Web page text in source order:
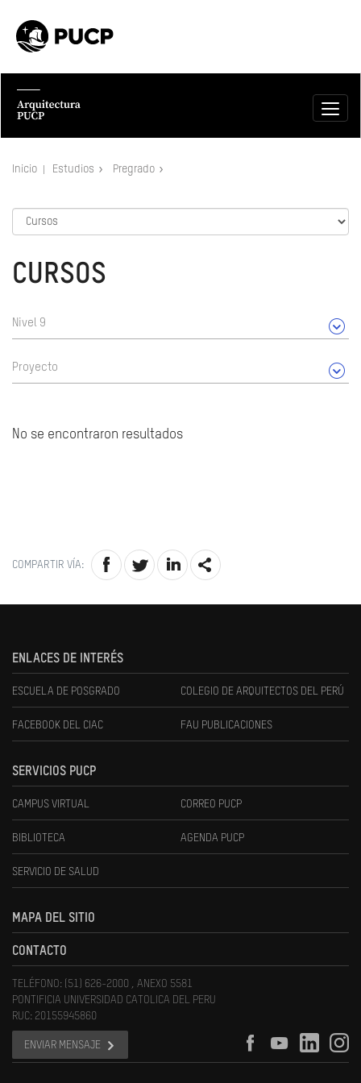
Inicio Estudios Pregrado
CURSOS
Nivel 9
Proyecto
No se encontraron resultados
COMPARTIR VÍA:
ENLACES DE INTERÉS
ESCUELA DE POSGRADO COLEGIO DE ARQUITECTOS DEL PERÚ
FACEBOOK DEL CIAC FAU PUBLICACIONES
SERVICIOS PUCP
CAMPUS VIRTUAL CORREO PUCP
BIBLIOTECA AGENDA PUCP
SERVICIO DE SALUD
MAPA DEL SITIO
CONTACTO
TELÉFONO: (51) 626-2000 , ANEXO 5581
PONTIFICIA UNIVERSIDAD CATOLICA DEL PERU
RUC: 20155945860
ENVIAR MENSAJE